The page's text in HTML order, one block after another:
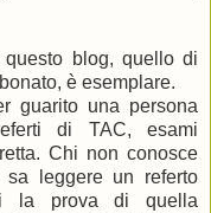
blog, quello di
è esemplare.
guarito una persona
di TAC, esami
Chi non conosce
leggere un referto
la prova di quella